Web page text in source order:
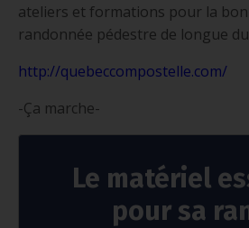
ateliers et formations pour la
randonnée pédestre de longue
http://quebeccompostelle.com/
-Ça marche-
Le matériel
pour sa